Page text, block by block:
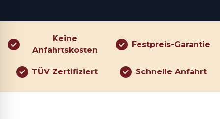
Keine
Anfahrtskosten
Festpreis-Garantie
TÜV Zertifiziert Schnelle Anfahrt